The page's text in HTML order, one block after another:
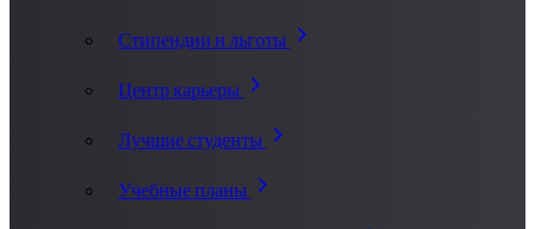
Стипендии и льготы
Центр карьеры
Лучшие студенты
Учебные планы